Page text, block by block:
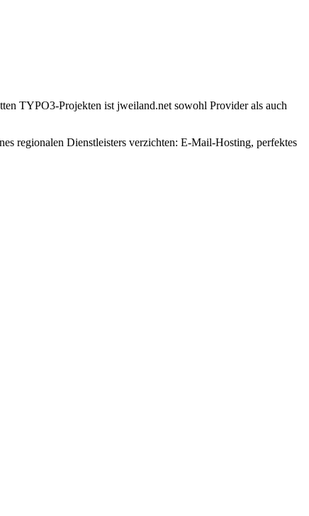
TYPO3-Projekten ist jweiland.net sowohl Provider als auch
regionalen Dienstleisters verzichten: E-Mail-Hosting, perfektes